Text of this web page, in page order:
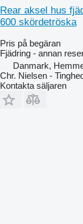
Rear aksel hus
600 skördetröska
Pris på begäran
Fjädring - annan
Danmark,
Chr. Nielsen -
Kontakta säljaren